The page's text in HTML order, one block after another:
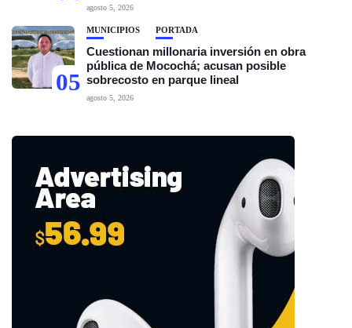
agosto 5, 2026
05
MUNICIPIOS PORTADA
Cuestionan millonaria inversión en obra
pública de Mocochá; acusan posible
sobrecosto en parque lineal
agosto 5, 2026